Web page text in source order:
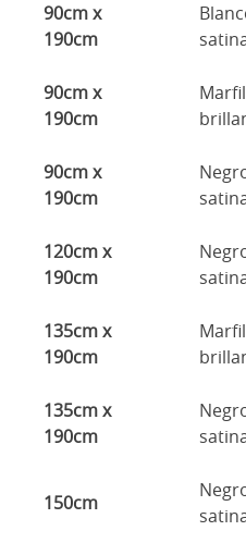
90cm x
190cm
90cm x
190cm
Marfil
90cm x
190cm
120cm x
190cm
135cm x
190cm
Marfil
135cm x
190cm
150cm